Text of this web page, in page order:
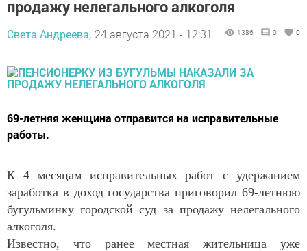
продажу нелегального алкоголя
Света Андреева, 24 августа 2021 - 12:31 1386 0 0
69-летняя женщина отправится на исправительные
работы.
К 4 месяцам исправительных работ с удержанием
заработка в доход государства приговорил 69-летнюю
бугульминку городской суд за продажу нелегального
алкоголя.
Известно, что ранее местная жительница уже